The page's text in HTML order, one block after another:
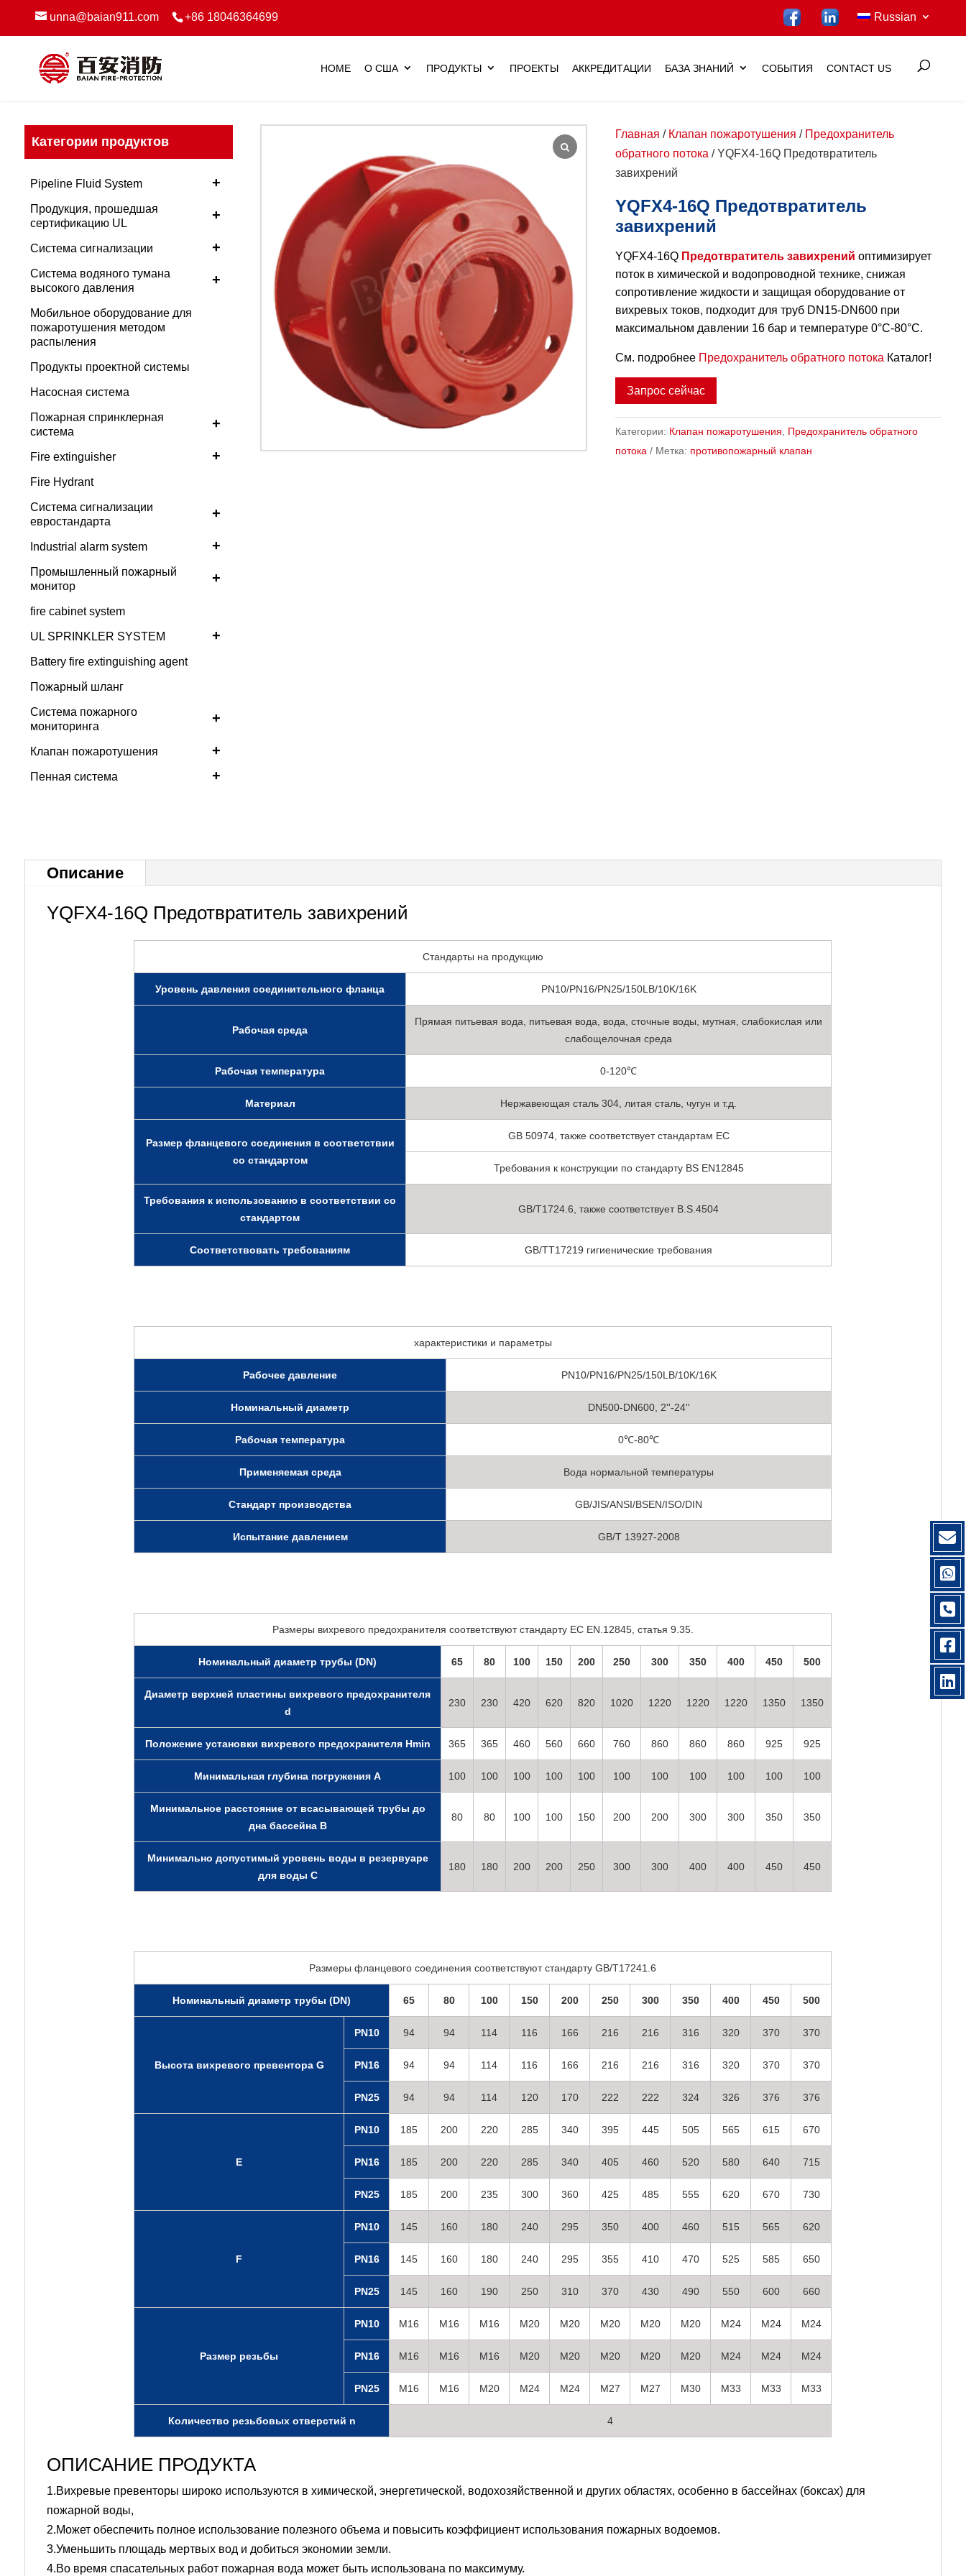
unna@baian911.com +86 18046364699 Russian
HOME О США ПРОДУКТЫ ПРОЕКТЫ АККРЕДИТАЦИИ БАЗА ЗНАНИЙ СОБЫТИЯ CONTACT US
Категории продуктов
+
Pipeline Fluid System
+
Продукция, прошедшая
сертификацию UL
+
Система сигнализации
+
Система водяного тумана
высокого давления
Мобильное оборудование для
пожаротушения методом
распыления
Продукты проектной системы
Насосная система
+
Пожарная спринклерная
система
+
Fire extinguisher
Fire Hydrant
+
Система сигнализации
евростандарта
+
Industrial alarm system
+
Промышленный пожарный
монитор
fire cabinet system
+
UL SPRINKLER SYSTEM
Battery fire extinguishing agent
Пожарный шланг
+
Система пожарного
мониторинга
+
Клапан пожаротушения
+
Пенная система
Главная / Клапан пожаротушения / Предохранитель
обратного потока/ YQFX4-16Q Предотвратитель
завихрений
YQFX4-16Q Предотвратитель
завихрений
YQFX4-16Q Предотвратитель завихрений оптимизирует
поток в химической и водопроводной технике, снижая
сопротивление жидкости и защищая оборудование от
вихревых токов, подходит для труб DN15-DN600 при
максимальном давлении 16 бар и температуре 0°C-80°C.
См. подробнее Предохранитель обратного потока Каталог!
Запрос сейчас
Категории: Клапан пожаротушения
Предохранитель обратного
потока
Метка: противопожарный клапан
Описание
YQFX4-16Q Предотвратитель завихрений
Стандарты на продукцию
Уровень давления соединительного фланца PN10/PN16/PN25/150LB/10K/16K
Рабочая среда
Прямая питьевая вода, питьевая вода, вода, сточные воды, мутная, слабокислая или
слабощелочная среда
Рабочая температура 0-120℃
Материал Нержавеющая сталь 304, литая сталь, чугун и т.д.
Размер фланцевого соединения в соответствии
со стандартом
GB 50974, также соответствует стандартам ЕС
Требования к конструкции по стандарту BS EN12845
Требования к использованию в соответствии со
стандартом
GB/T1724.6, также соответствует B.S.4504
Соответствовать требованиям GB/TT17219 гигиенические требования
характеристики и параметры
Рабочее давление PN10/PN16/PN25/150LB/10K/16K
Номинальный диаметр DN500-DN600, 2''-24''
Рабочая температура 0℃-80℃
Применяемая среда Вода нормальной температуры
Стандарт производства GB/JIS/ANSI/BSEN/ISO/DIN
Испытание давлением GB/T 13927-2008
Размеры вихревого предохранителя соответствуют стандарту ЕС EN.12845, статья 9.35.
Номинальный диаметр трубы (DN) 65 80 100 150 200 250 300 350 400 450 500
Диаметр верхней пластины вихревого предохранителя
d
230 230 420 620 820 1020 1220 1220 1220 1350 1350
Положение установки вихревого предохранителя Hmin 365 365 460 560 660 760 860 860 860 925 925
Минимальная глубина погружения A 100 100 100 100 100 100 100 100 100 100 100
Минимальное расстояние от всасывающей трубы до
дна бассейна B
80 80 100 100 150 200 200 300 300 350 350
Минимально допустимый уровень воды в резервуаре
для воды C
180 180 200 200 250 300 300 400 400 450 450
Размеры фланцевого соединения соответствуют стандарту GB/T17241.6
Номинальный диаметр трубы (DN) 65 80 100 150 200 250 300 350 400 450 500
Высота вихревого превентора G
PN10 94 94 114 116 166 216 216 316 320 370 370
PN16 94 94 114 116 166 216 216 316 320 370 370
PN25 94 94 114 120 170 222 222 324 326 376 376
E
PN10 185 200 220 285 340 395 445 505 565 615 670
PN16 185 200 220 285 340 405 460 520 580 640 715
PN25 185 200 235 300 360 425 485 555 620 670 730
F
PN10 145 160 180 240 295 350 400 460 515 565 620
PN16 145 160 180 240 295 355 410 470 525 585 650
PN25 145 160 190 250 310 370 430 490 550 600 660
Размер резьбы
PN10 M16 M16 M16 M20 M20 M20 M20 M20 M24 M24 M24
PN16 M16 M16 M16 M20 M20 M20 M20 M20 M24 M24 M24
PN25 M16 M16 M20 M24 M24 M27 M27 M30 M33 M33 M33
Количество резьбовых отверстий n 4
ОПИСАНИЕ ПРОДУКТА
1.Вихревые превенторы широко используются в химической, энергетической, водохозяйственной и других областях, особенно в бассейнах (боксах) для
пожарной воды,
2.Может обеспечить полное использование полезного объема и повысить коэффициент использования пожарных водоемов.
3.Уменьшить площадь мертвых вод и добиться экономии земли.
4.Во время спасательных работ пожарная вода может быть использована по максимуму.